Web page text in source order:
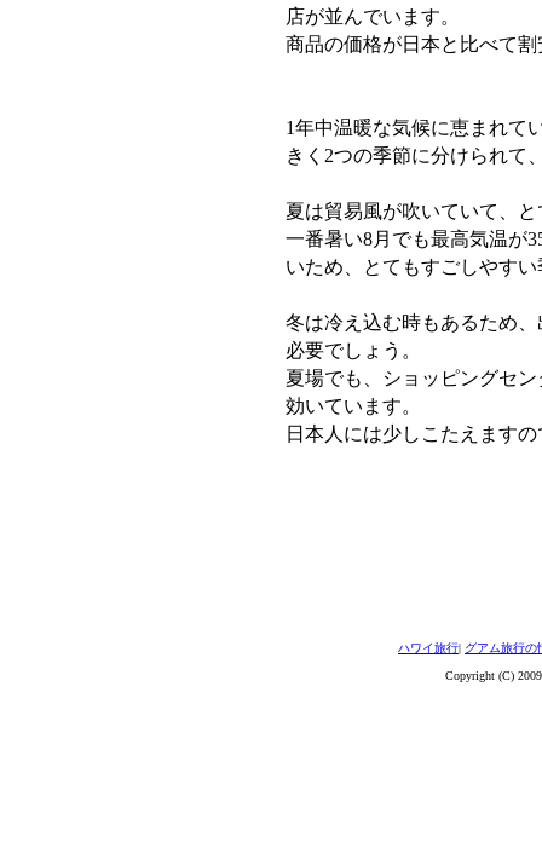
店が並んでいます。
商品の価格が日本と比べて
1年中温暖な気候に恵まれて
きく2つの季節に分けられて
夏は貿易風が吹いていて、
一番暑い8月でも最高気温が
いため、とてもすごしやす
冬は冷え込む時もあるため
必要でしょう。
夏場でも、ショッピングセ
効いています。
日本人には少しこたえます
ハワイ旅行| グアム旅行の
Copyright (C)